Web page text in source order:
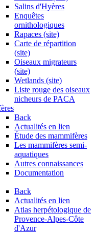
Salins d'Hyères
Enquêtes
ornithologiques
Rapaces (site)
Carte de répartition
(site)
Oiseaux migrateurs
(site)
Wetlands (site)
Liste rouge des oiseaux
nicheurs de PACA
Back
Actualités en lien
Étude des mammifères
Les mammifères semi-
aquatiques
Autres connaissances
Documentation
Back
Actualités en lien
Atlas herpétologique de
Provence-Alpes-Côte
d'Azur